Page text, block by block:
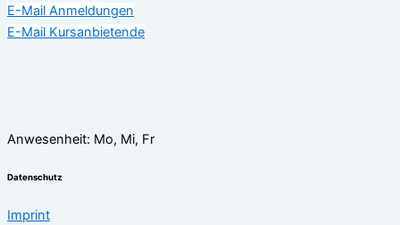
E-Mail Anmeldungen
E-Mail Kursanbietende
Anwesenheit: Mo, Mi, Fr
Datenschutz
Imprint